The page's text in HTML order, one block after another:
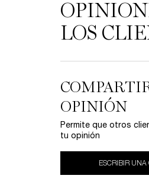
LOS
OPINIÓN
Permite que otros
tu opinión
ESCRIBIR UNA